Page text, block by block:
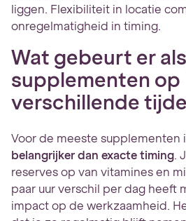
liggen. Flexibiliteit in locatie
onregelmatigheid in timing.
Wat gebeurt er
supplementen op
verschillende
Voor de meeste supplementen
belangrijker dan exacte timing.
reserves op van vitamines en
paar uur verschil per dag heeft
impact op de werkzaamheid.